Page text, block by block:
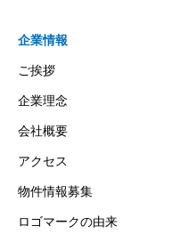
企業情報
ご挨拶
企業理念
会社概要
アクセス
物件情報募集
ロゴマークの由来